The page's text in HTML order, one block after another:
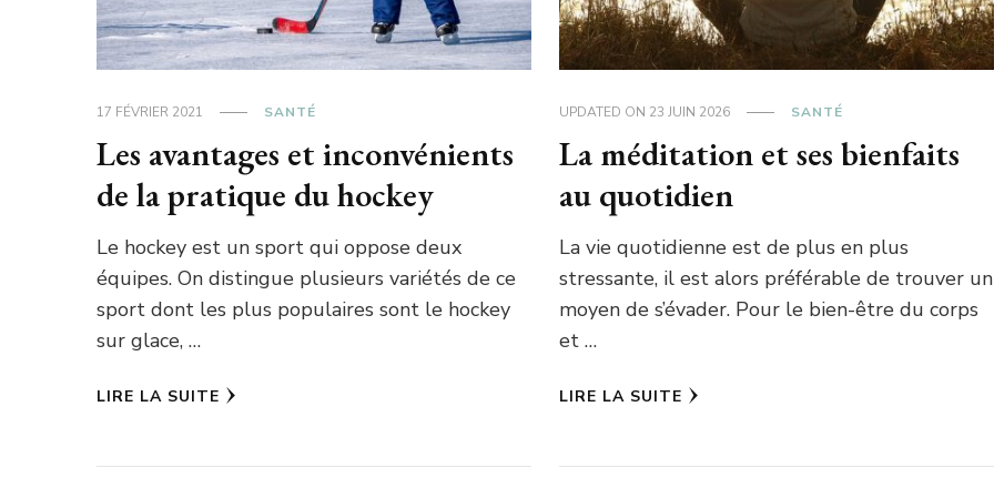
17 FÉVRIER 2021 SANTÉ
Les avantages et inconvénients
de la pratique du hockey
Le hockey est un sport qui oppose deux
équipes. On distingue plusieurs variétés de ce
sport dont les plus populaires sont le hockey
sur glace, …
LIRE LA SUITE
UPDATED ON 23 JUIN 2026 SANTÉ
La méditation et ses bienfaits
au quotidien
La vie quotidienne est de plus en plus
stressante, il est alors préférable de trouver un
moyen de s’évader. Pour le bien-être du corps
et …
LIRE LA SUITE